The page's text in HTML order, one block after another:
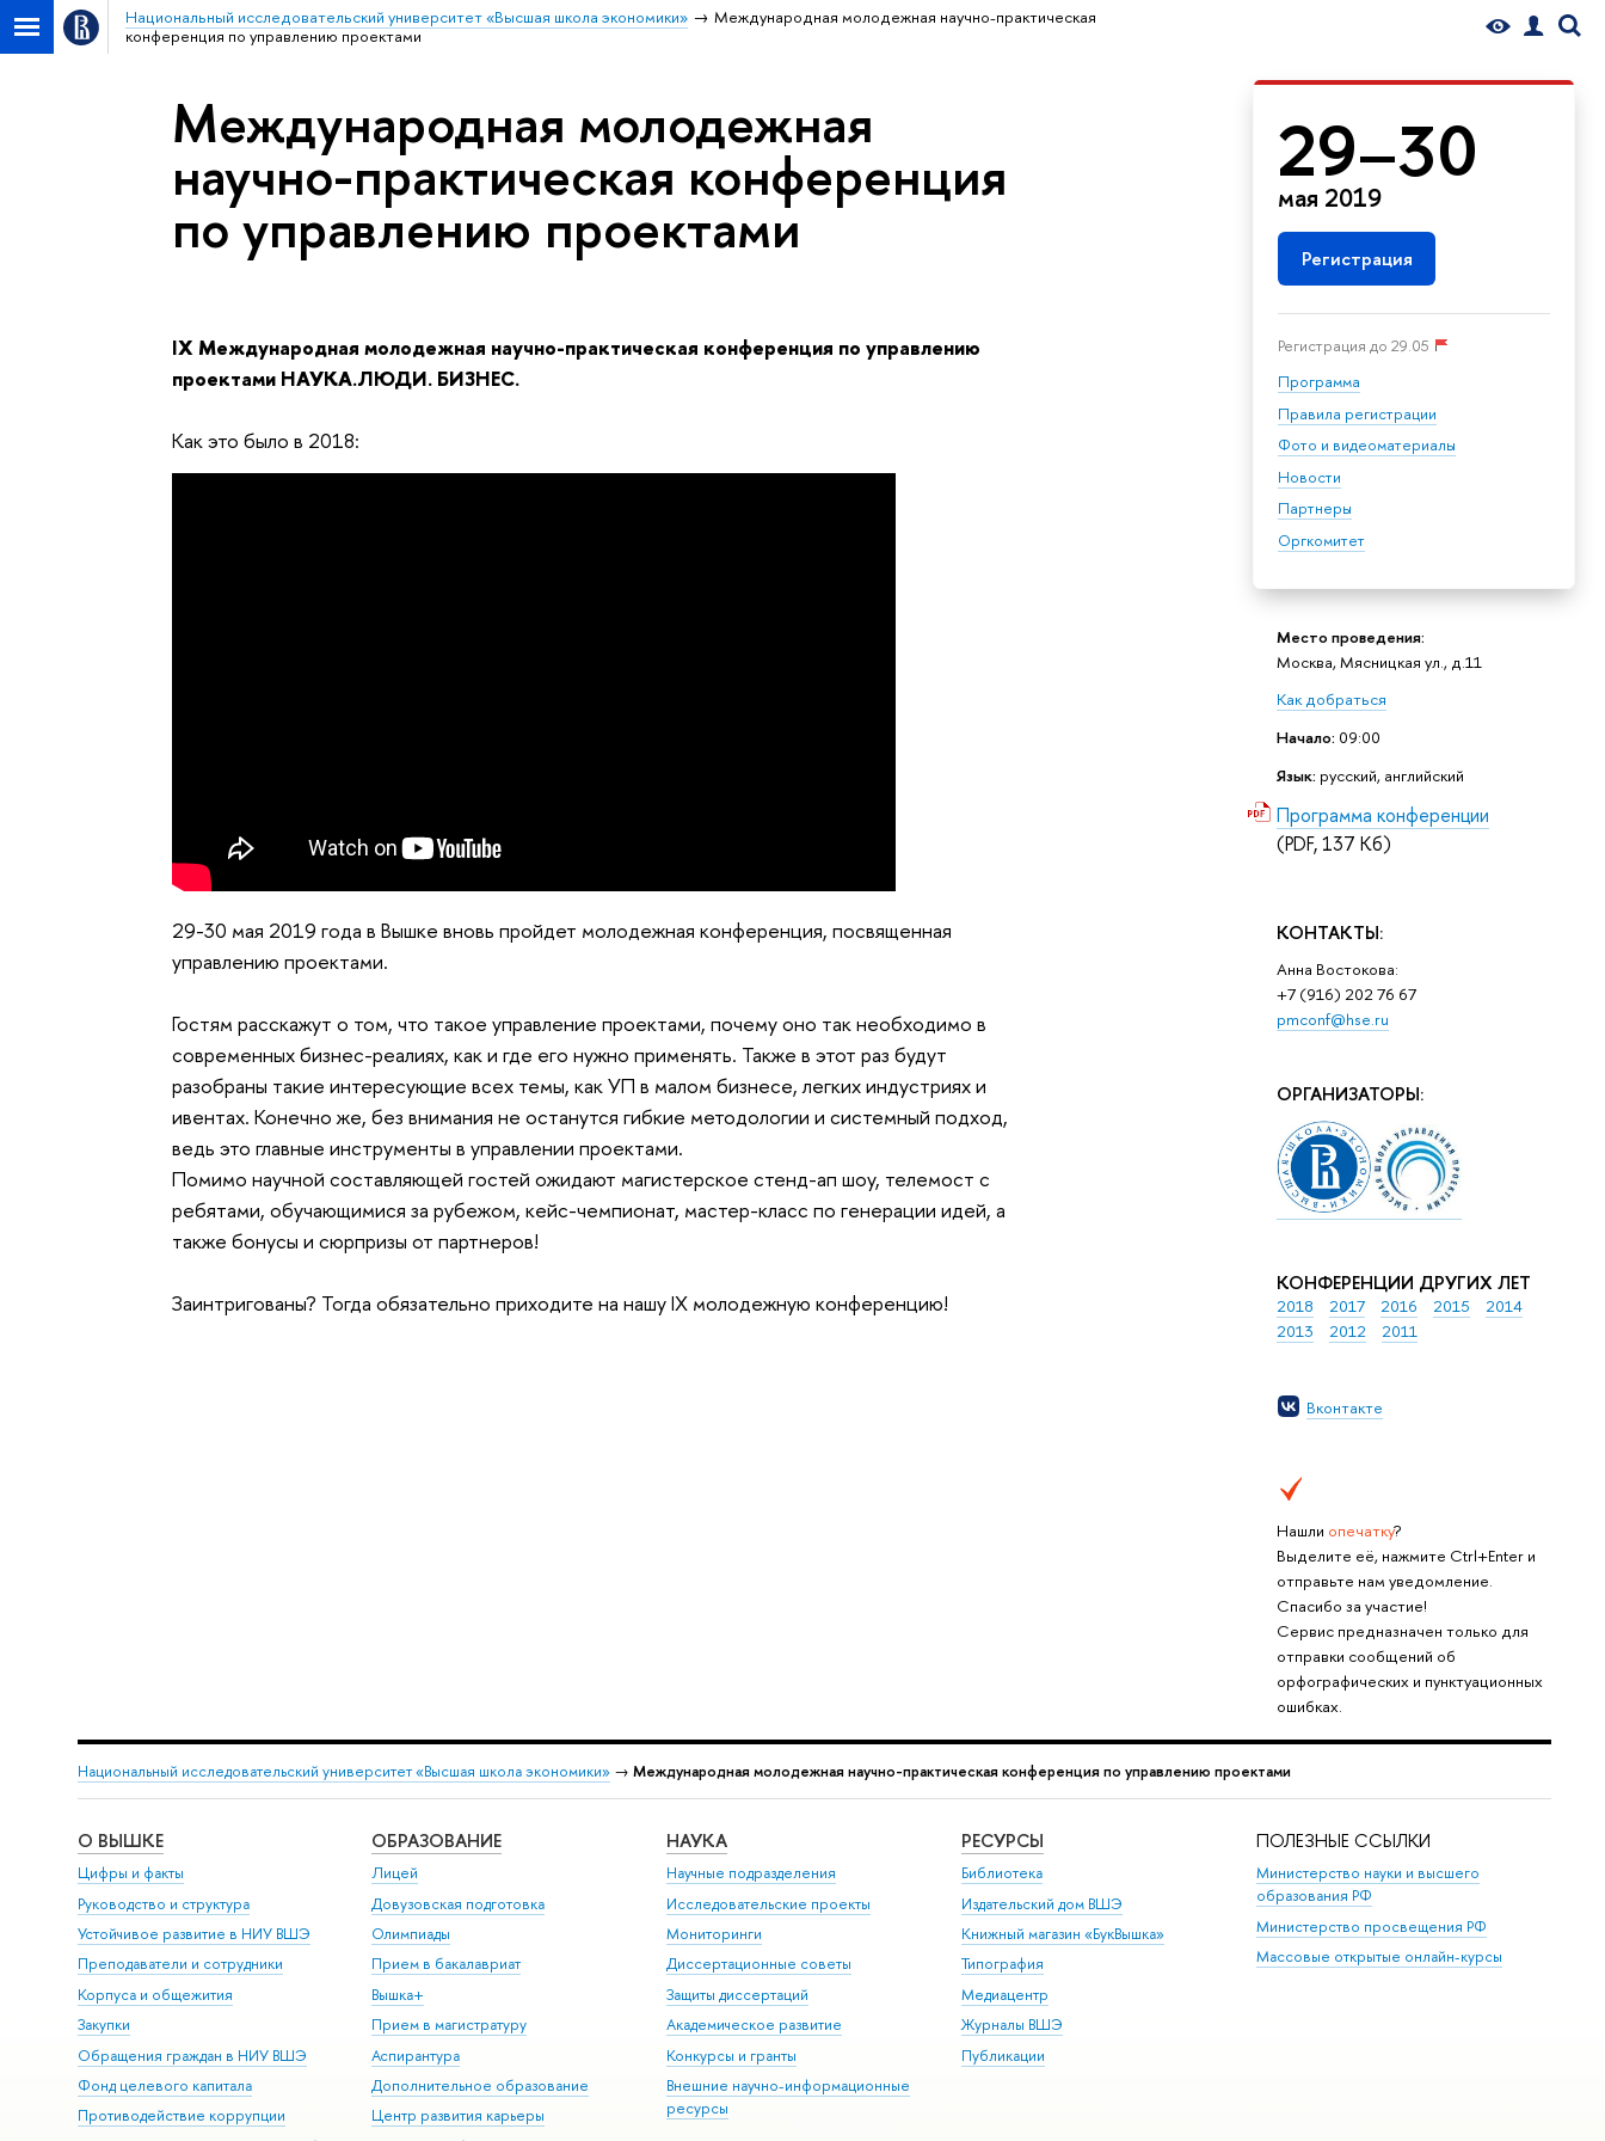
Национальный исследовательский университет «Высшая школа экономики»
Международная молодежная научно-практическая
конференция по управлению проектами
29–30
мая 2019
Регистрация
Регистрация до 29.05
Программа
Правила регистрации
Фото и видеоматериалы
Новости
Партнеры
Оргкомитет
Место проведения:
Москва, Мясницкая ул., д.11
Как добраться
Начало: 09:00
Язык: русский, английский
Программа конференции
(PDF, 137 Кб)
КОНТАКТЫ:
Анна Востокова:
+7 (916) 202 76 67
pmconf@hse.ru
ОРГАНИЗАТОРЫ:
КОНФЕРЕНЦИИ ДРУГИХ ЛЕТ
2018 2017 2016 2015
2014
2013
2012 2011
Вконтакте
Нашли опечатку?
Выделите её, нажмите Ctrl+Enter и
отправьте нам уведомление.
Спасибо за участие!
Сервис предназначен только для
отправки сообщений об
орфографических и пунктуационных
ошибках.
Международная молодежная
научно-практическая конференция
по управлению проектами
IX Международная молодежная научно-практическая конференция по управлению
проектами НАУКА.ЛЮДИ. БИЗНЕС.
Как это было в 2018:
29-30 мая 2019 года в Вышке вновь пройдет молодежная конференция, посвященная
управлению проектами.
Гостям расскажут о том, что такое управление проектами, почему оно так необходимо в
современных бизнес-реалиях, как и где его нужно применять. Также в этот раз будут
разобраны такие интересующие всех темы, как УП в малом бизнесе, легких индустриях и
ивентах. Конечно же, без внимания не останутся гибкие методологии и системный подход,
ведь это главные инструменты в управлении проектами.
Помимо научной составляющей гостей ожидают магистерское стенд-ап шоу, телемост с
ребятами, обучающимися за рубежом, кейс-чемпионат, мастер-класс по генерации идей, а
также бонусы и сюрпризы от партнеров!
Заинтригованы? Тогда обязательно приходите на нашу IX молодежную конференцию!
Национальный исследовательский университет «Высшая школа экономики» → Международная молодежная научно-практическая конференция по управлению проектами
О ВЫШКЕ
Цифры и факты
Руководство и структура
Устойчивое развитие в НИУ ВШЭ
Преподаватели и сотрудники
Корпуса и общежития
Закупки
Обращения граждан в НИУ ВШЭ
Фонд целевого капитала
Противодействие коррупции
ОБРАЗОВАНИЕ
Лицей
Довузовская подготовка
Олимпиады
Прием в бакалавриат
Вышка+
Прием в магистратуру
Аспирантура
Дополнительное образование
Центр развития карьеры
НАУКА
Научные подразделения
Исследовательские проекты
Мониторинги
Диссертационные советы
Защиты диссертаций
Академическое развитие
Конкурсы и гранты
Внешние научно-информационные
ресурсы
РЕСУРСЫ
Библиотека
Издательский дом ВШЭ
Книжный магазин «БукВышка»
Типография
Медиацентр
Журналы ВШЭ
Публикации
ПОЛЕЗНЫЕ ССЫЛКИ
Министерство науки и высшего
образования РФ
Министерство просвещения РФ
Массовые открытые онлайн-курсы